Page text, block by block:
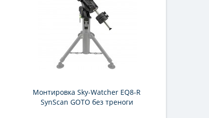
Монтировка Sky-Watcher EQ8-R
SynScan GOTO без треноги